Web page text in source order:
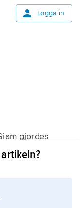
Logga in
gjordes
Rama V,
med